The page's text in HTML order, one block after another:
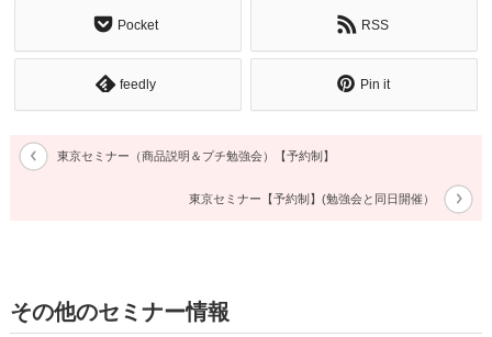
Pocket RSS
feedly Pin it
東京セミナー（商品説明＆プチ勉強会）【予約制】
東京セミナー【予約制】(勉強会と同日開催）
その他のセミナー情報